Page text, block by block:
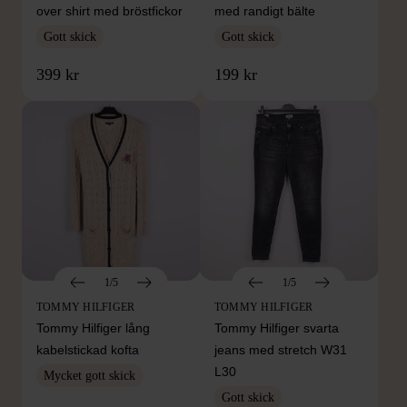
over shirt med bröstfickor
Gott skick
399 kr
med randigt bälte
Gott skick
199 kr
1/5
TOMMY HILFIGER
Tommy Hilfiger lång
kabelstickad kofta
Mycket gott skick
1/5
TOMMY HILFIGER
Tommy Hilfiger svarta
jeans med stretch W31
L30
Gott skick